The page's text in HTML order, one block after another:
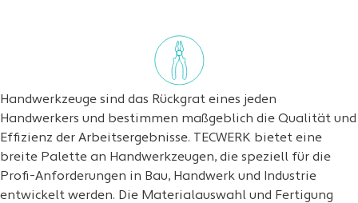
Handwerkzeuge sind das Rückgrat eines jeden
Handwerkers und bestimmen maßgeblich die Qualität und
Effizienz der Arbeitsergebnisse. TECWERK bietet eine
breite Palette an Handwerkzeugen, die speziell für die
Profi-Anforderungen in Bau, Handwerk und Industrie
entwickelt werden. Die Materialauswahl und Fertigung